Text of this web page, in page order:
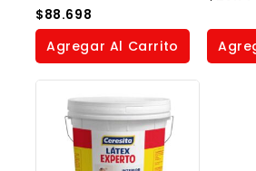
0
out
of
$88.698
Agregar Al Carrito
5